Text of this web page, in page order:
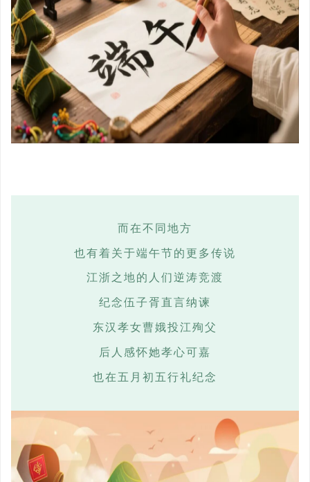
而在不同地方
也有着关于端午节的更多传说
江浙之地的人们逆涛竞渡
纪念伍子胥直言纳谏
东汉孝女曹娥投江殉父
后人感怀她孝心可嘉
也在五月初五行礼纪念